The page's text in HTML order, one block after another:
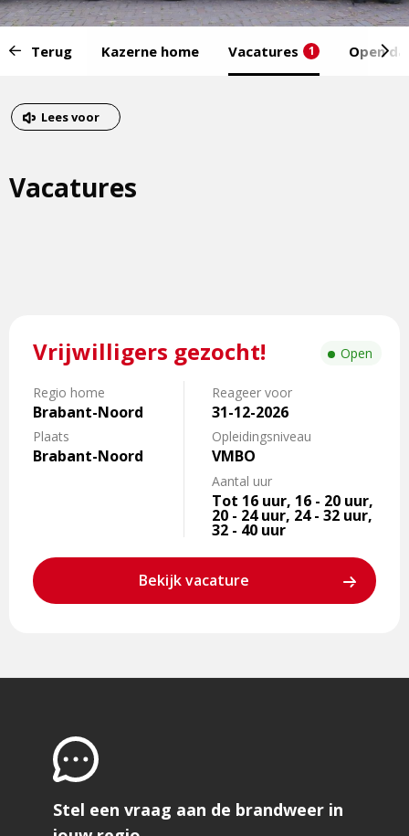
van
menu:
Terug Kazerne home Vacatures 1 Open
van
het
Dit
externe
Lees voor
Vacatures
Vrijwilligers gezocht!
Regio home
Brabant-Noord
Plaats
Brabant-Noord
Reageer voor
31-12-2026
Opleidingsniveau
VMBO
Aantal uur
Tot 16 uur, 16 - 20 uur,
20 - 24 uur, 24 - 32 uur,
32 - 40 uur
Bekijk vacature
Open
meer
Vrijwilligers
gezocht!
Stel een vraag aan de brandweer in